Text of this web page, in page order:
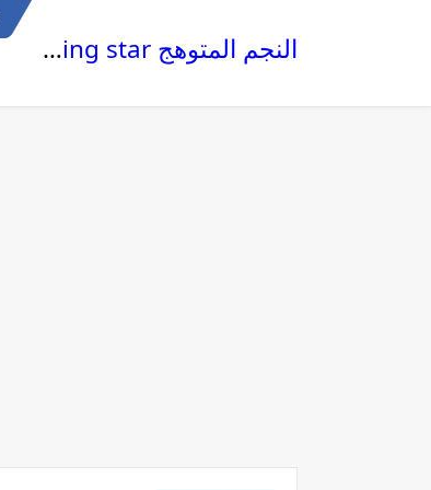
النجم المتوهج The glowing star